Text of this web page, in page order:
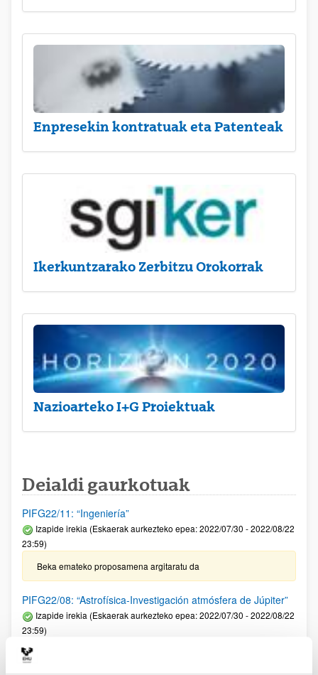
Enpresekin kontratuak eta Patenteak
Ikerkuntzarako Zerbitzu Orokorrak
Nazioarteko I+G Proiektuak
Deialdi gaurkotuak
PIFG22/11: “Ingeniería”
Izapide irekia (Eskaerak aurkezteko epea: 2022/07/30 - 2022/08/22
23:59)
Beka emateko proposamena argitaratu da
PIFG22/08: “Astrofísica-Investigación atmósfera de Júpiter”
Izapide irekia (Eskaerak aurkezteko epea: 2022/07/30 - 2022/08/22
23:59)